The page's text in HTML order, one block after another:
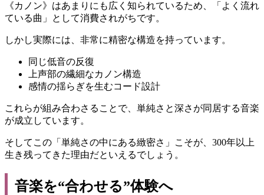
《カノン》はあまりにも広く知られているため、「よく流れ
ている曲」として消費されがちです。
しかし実際には、非常に精密な構造を持っています。
同じ低音の反復
上声部の繊細なカノン構造
感情の揺らぎを生むコード設計
これらが組み合わさることで、単純さと深さが同居する音楽
が成立しています。
そしてこの「単純さの中にある緻密さ」こそが、300年以上
生き残ってきた理由だといえるでしょう。
音楽を“合わせる”体験へ